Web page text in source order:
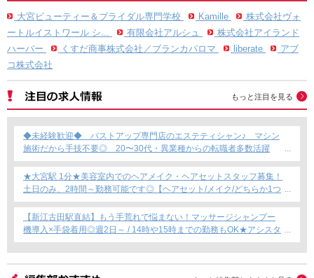
大宮ビューティー＆ブライダル専門学校 Kamille
株式会社ヴォ
ートルイストワール シ...
有限会社アルシュ
株式会社アイランド
ハーバー
くすだ商事株式会社／ブランカパロマ liberate
アブ
コ株式会社
もっと注目を見る
◆未経験歓迎◆ バストアップ専門店のエステティシャン♪ マシン
施術だから手技不要◎ 20〜30代・異業種からの転職者多数活躍
中！
★大宮駅 1分★美容室内でのヘアメイク・ヘアセットスタッフ募集！
土日のみ、2時間～勤務可能です◎【ヘアセット/メイク/どちらか1つ
できればOKです！】フリーランス・Wワーク・時短勤務もOK★
【新江古田駅直結】もう手荒れで悩まない！マッサージシャンプー
機導入×手袋着用◎週2日～ / 14時や15時までの勤務もOK★アシスタ
ント専任募集★